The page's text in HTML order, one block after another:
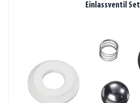
Einlassventil Set